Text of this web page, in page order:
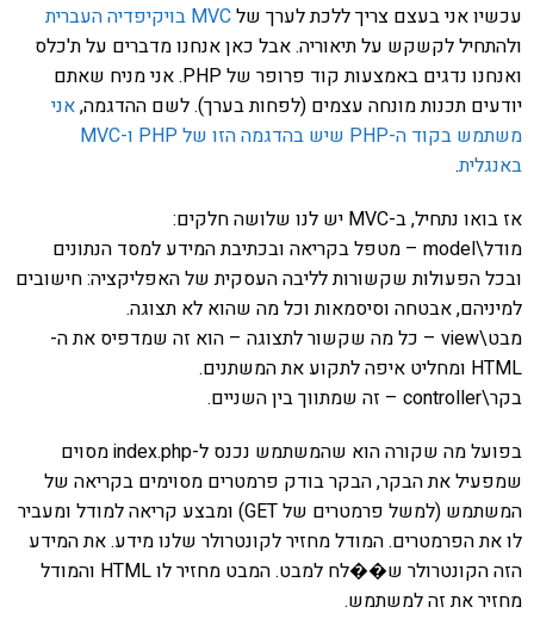
עכשיו אני בעצם צריך ללכת לערך שלMVC בויקיפדיה העברית
ולהתחיל לקשקש על תיאוריה. אבל כאן אנחנו מדברים על ת'כלס
ואנחנו נדגים באמצעות קוד פרופר של PHP. אני מניח שאתם
יודעים תכנות מונחה עצמים (לפחות בערך). לשם ההדגמה,אני
משתמש בקוד ה-PHP שיש בהדגמה הזו של PHP ו-MVC
באנגלית.
אז בואו נתחיל, ב-MVC יש לנו שלושה חלקים:
מודל\model – מטפל בקריאה ובכתיבת המידע למסד הנתונים
ובכל הפעולות שקשורות לליבה העסקית של האפליקציה: חישובים
למיניהם, אבטחה וסיסמאות וכל מה שהוא לא תצוגה.
מבט\view – כל מה שקשור לתצוגה – הוא זה שמדפיס את ה-
HTML ומחליט איפה לתקוע את המשתנים.
בקר\controller – זה שמתווך בין השניים.
בפועל מה שקורה הוא שהמשתמש נכנס ל-index.php מסוים
שמפעיל את הבקר, הבקר בודק פרמטרים מסוימים בקריאה של
המשתמש (למשל פרמטרים של GET) ומבצע קריאה למודל ומעביר
לו את הפרמטרים. המודל מחזיר לקונטרולר שלנו מידע. את המידע
הזה הקונטרולר ש��לח למבט. המבט מחזיר לו HTML והמודל
מחזיר את זה למשתמש.